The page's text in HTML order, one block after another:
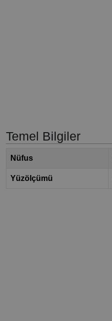
Temel Bilgiler
Nüfus
Yüzölçümü